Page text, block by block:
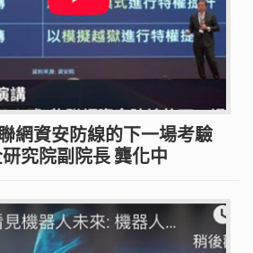
網資安防線的下一場考驗
究院副院長 龔化中